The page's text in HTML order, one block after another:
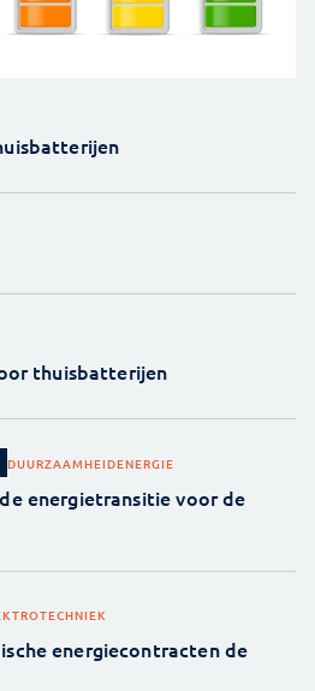
thuisbatterijen
DUURZAAMHEIDENERGIE
energietransitie voor de
energiecontracten de